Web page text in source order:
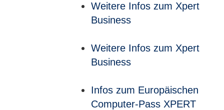
Weitere Infos zum Xpert
Business
Weitere Infos zum Xpert
Business
Infos zum Europäischen
Computer-Pass XPERT